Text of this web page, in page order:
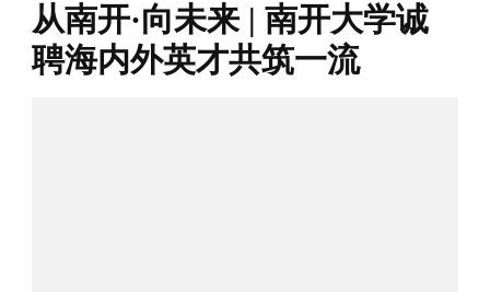
从南开·向未来 | 南开大学诚
聘海内外英才共筑一流